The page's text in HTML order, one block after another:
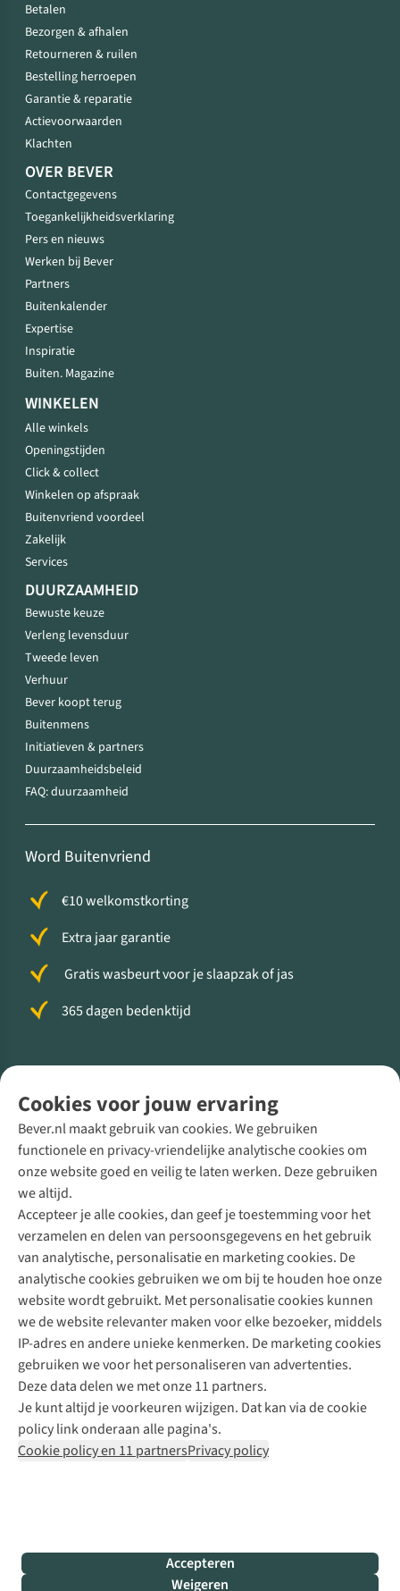
Cookies voor jouw ervaring
Bever.nl maakt gebruik van cookies. We gebruiken
functionele en privacy-vriendelijke analytische cookies om
onze website goed en veilig te laten werken. Deze gebruiken
we altijd.
Accepteer je alle cookies, dan geef je toestemming voor het
verzamelen en delen van persoonsgegevens en het gebruik
van analytische, personalisatie en marketing cookies. De
analytische cookies gebruiken we om bij te houden hoe onze
website wordt gebruikt. Met personalisatie cookies kunnen
we de website relevanter maken voor elke bezoeker, middels
IP-adres en andere unieke kenmerken. De marketing cookies
gebruiken we voor het personaliseren van advertenties.
Deze data delen we met onze 11 partners.
Je kunt altijd je voorkeuren wijzigen. Dat kan via de cookie
policy link onderaan alle pagina's.
Cookie policy en 11 partnersPrivacy policy
Accepteren
Weigeren
Betalen
Bezorgen & afhalen
Retourneren & ruilen
Bestelling herroepen
Garantie & reparatie
Actievoorwaarden
Klachten
OVER BEVER
Contactgegevens
Toegankelijkheidsverklaring
Pers en nieuws
Werken bij Bever
Partners
Buitenkalender
Expertise
Inspiratie
Buiten. Magazine
WINKELEN
Alle winkels
Openingstijden
Click & collect
Winkelen op afspraak
Buitenvriend voordeel
Zakelijk
Services
DUURZAAMHEID
Bewuste keuze
Verleng levensduur
Tweede leven
Verhuur
Bever koopt terug
Buitenmens
Initiatieven & partners
Duurzaamheidsbeleid
FAQ: duurzaamheid
Word Buitenvriend
€10 welkomstkorting
Extra jaar garantie
Gratis wasbeurt voor je slaapzak of jas
365 dagen bedenktijd
Direct advies van een Buitenexpert
+31 (0)85 888 50 88
+31 6 12 28 49 80
Contactformulier
Bever